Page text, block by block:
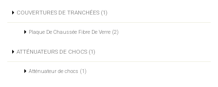
COUVERTURES DE TRANCHÉES (1)
Plaque De Chaussée Fibre De Verre (2)
ATTÉNUATEURS DE CHOCS (1)
Atténuateur de chocs (1)